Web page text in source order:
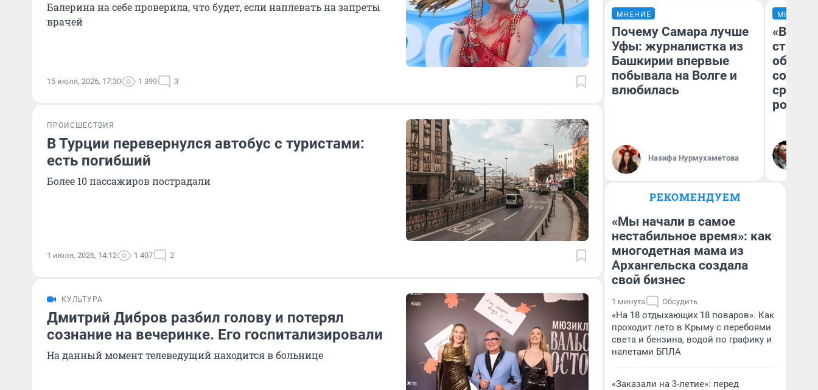
Балерина на себе проверила, что будет, если наплевать на запреты
врачей
15 июля, 2026, 17:30 1 399 3
ПРОИСШЕСТВИЯ
В Турции перевернулся автобус с туристами:
есть погибший
Более 10 пассажиров пострадали
1 июля, 2026, 14:12 1 407 2
КУЛЬТУРА
Дмитрий Дибров разбил голову и потерял
сознание на вечеринке. Его госпитализировали
На данный момент телеведущий находится в больнице
МНЕНИЕ
Почему Самара лучше
Уфы: журналистка из
Башкирии впервые
побывала на Волге и
влюбилась
Назифа Нурмухаметова
МНЕНИЕ
«В
РЕКОМЕНДУЕМ
«Мы начали в самое
нестабильное время»: как
многодетная мама из
Архангельска создала
свой бизнес
1 минута Обсудить
«На 18 отдыхающих 18 поваров». Как
проходит лето в Крыму с перебоями
света и бензина, водой по графику и
налетами БПЛА
«Заказали на 3-летие»: перед